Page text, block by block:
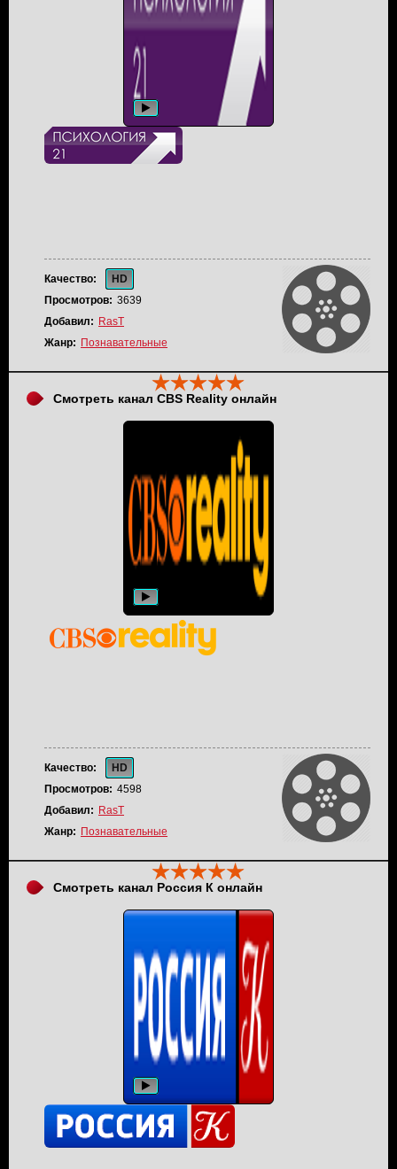
Качество:
HD
Просмотров: 3639
Добавил: RasT
Жанр: Познавательные
Смотреть канал CBS Reality онлайн
Качество:
HD
Просмотров: 4598
Добавил: RasT
Жанр: Познавательные
Смотреть канал Россия К онлайн